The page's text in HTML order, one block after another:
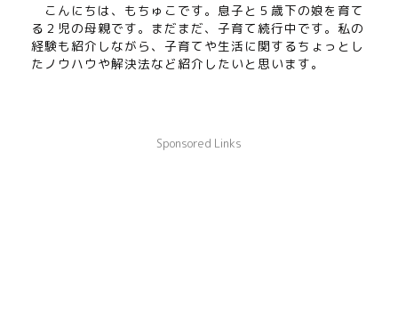
こんにちは、もちゅこです。息子と５歳下の娘を育て
る２児の母親です。まだまだ、子育て続行中です。私の
経験も紹介しながら、子育てや生活に関するちょっとし
たノウハウや解決法など紹介したいと思います。
Sponsored Links